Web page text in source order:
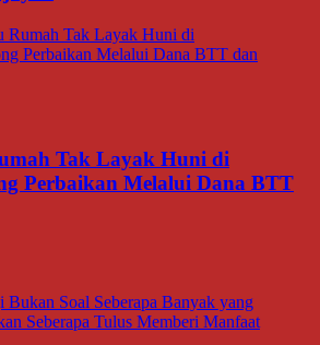
Tak Layak Huni di
Perbaikan Melalui Dana BTT